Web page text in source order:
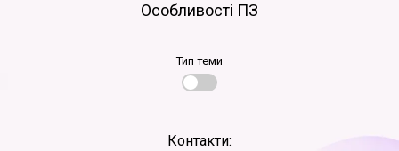
Особливості ПЗ
Тип теми
Контакти: